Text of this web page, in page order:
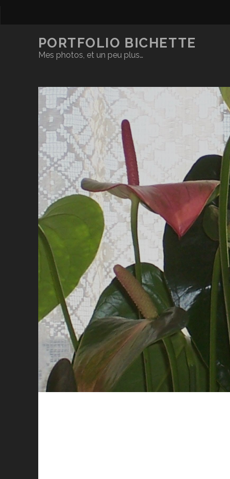
PORTFOLIO BICHETTE
Mes photos, et un peu plus…